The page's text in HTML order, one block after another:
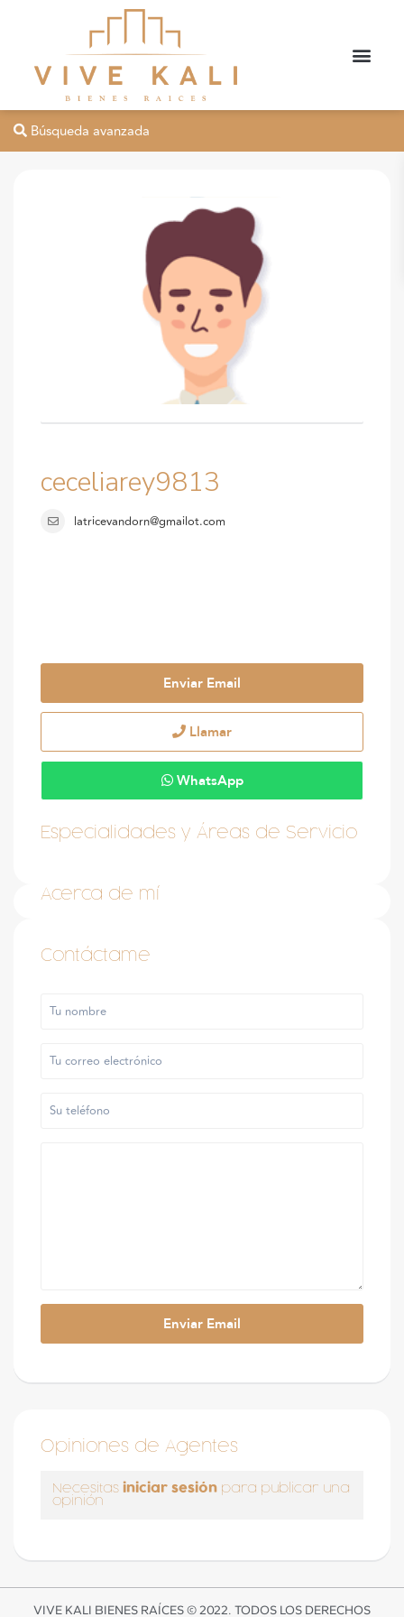
Búsqueda avanzada
ceceliarey9813
latricevandorn@gmailot.com
Enviar Email
Llamar
WhatsApp
Especialidades y Áreas de Servicio
Acerca de mí
Contáctame
Opiniones de Agentes
Necesitas iniciar sesión para publicar una
opinión
VIVE KALI BIENES RAÍCES © 2022. TODOS LOS DERECHOS